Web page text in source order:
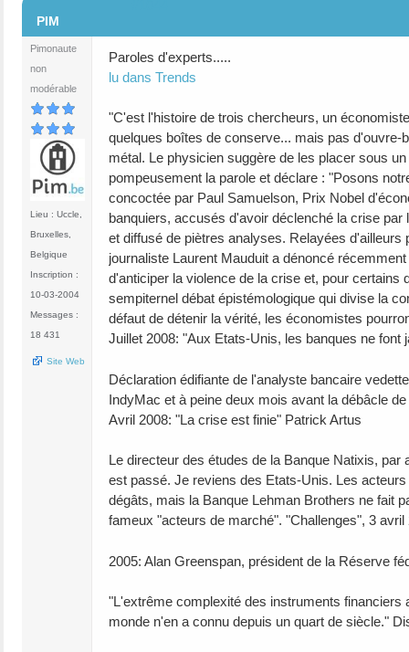
PIM
Pimonaute
non
modérable
Lieu : Uccle,
Bruxelles,
Belgique
Inscription :
10-03-2004
Messages :
18 431
Site Web
Paroles d'experts.....
lu dans Trends
"C'est l'histoire de trois chercheurs, un
quelques boîtes de conserve... mais pas d'ouvre-
métal. Le physicien suggère de les placer sous
pompeusement la parole et déclare : "Posons
concoctée par Paul Samuelson, Prix Nobel
banquiers, accusés d'avoir déclenché la crise
et diffusé de piètres analyses. Relayées
journaliste Laurent Mauduit a dénoncé
d'anticiper la violence de la crise et, pour
sempiternel débat épistémologique qui divise la
défaut de détenir la vérité, les économistes
Juillet 2008: "Aux Etats-Unis, les banques ne font
Déclaration édifiante de l'analyste bancaire
IndyMac et à peine deux mois avant la débâcle
Avril 2008: "La crise est finie" Patrick Artus
Le directeur des études de la Banque Natixis,
est passé. Je reviens des Etats-Unis. Les
dégâts, mais la Banque Lehman Brothers ne fait
fameux "acteurs de marché". "Challenges", 3 avril
2005: Alan Greenspan, président de la Réserve
"L'extrême complexité des instruments financiers
monde n'en a connu depuis un quart de siècle."